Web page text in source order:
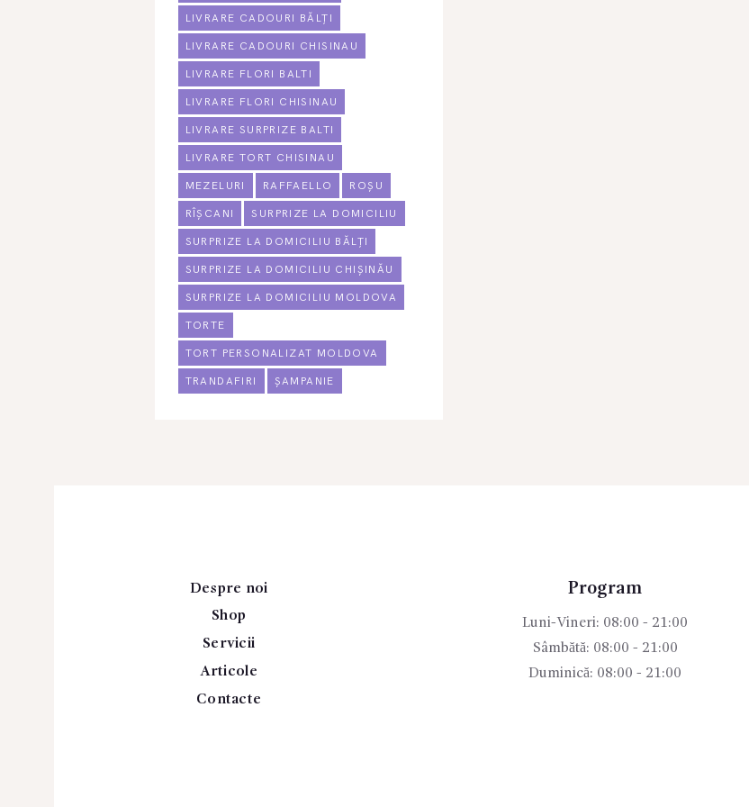
LIVRARE CADOURI BĂLȚI
LIVRARE CADOURI CHISINAU
LIVRARE FLORI BALTI
LIVRARE FLORI CHISINAU
LIVRARE SURPRIZE BALTI
LIVRARE TORT CHISINAU
MEZELURI RAFFAELLO ROȘU
RÎȘCANI SURPRIZE LA DOMICILIU
SURPRIZE LA DOMICILIU BĂLȚI
SURPRIZE LA DOMICILIU CHIȘINĂU
SURPRIZE LA DOMICILIU MOLDOVA
TORTE
TORT PERSONALIZAT MOLDOVA
TRANDAFIRI ȘAMPANIE
Despre noi
Shop
Servicii
Articole
Contacte
Program
Luni-Vineri: 08:00 - 21:00
Sâmbătă: 08:00 - 21:00
Duminică: 08:00 - 21:00